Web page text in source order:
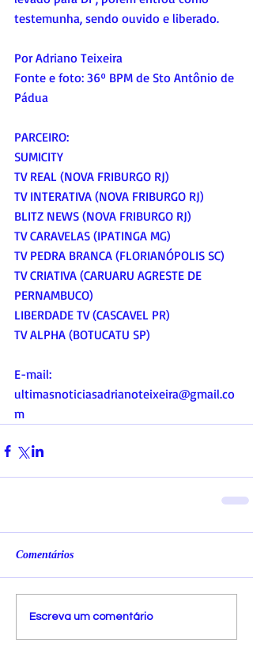
testemunha, sendo ouvido e liberado.
Por Adriano Teixeira
Fonte e foto: 36º BPM de Sto Antônio de
Pádua
PARCEIRO:
SUMICITY
TV REAL (NOVA FRIBURGO RJ)
TV INTERATIVA (NOVA FRIBURGO RJ)
BLITZ NEWS (NOVA FRIBURGO RJ)
TV CARAVELAS (IPATINGA MG)
TV PEDRA BRANCA (FLORIANÓPOLIS SC)
TV CRIATIVA (CARUARU AGRESTE DE
PERNAMBUCO)
LIBERDADE TV (CASCAVEL PR)
TV ALPHA (BOTUCATU SP)
E-mail:
ultimasnoticiasadrianoteixeira@gmail.co
m
Comentários
Escreva um comentário